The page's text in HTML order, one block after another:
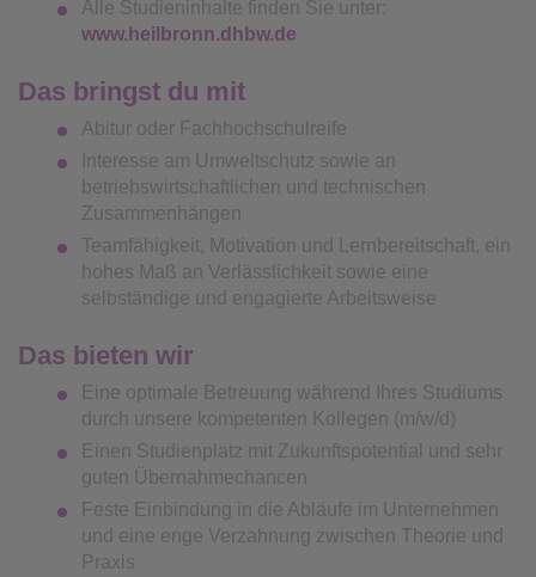
Alle Studieninhalte finden Sie unter:
www.heilbronn.dhbw.de
Das bringst du mit
Abitur oder Fachhochschulreife
Interesse am Umweltschutz sowie an
betriebswirtschaftlichen und technischen
Zusammenhängen
Teamfähigkeit, Motivation und Lernbereitschaft, ein
hohes Maß an Verlässlichkeit sowie eine
selbständige und engagierte Arbeitsweise
Das bieten wir
Eine optimale Betreuung während Ihres Studiums
durch unsere kompetenten Kollegen (m/w/d)
Einen Studienplatz mit Zukunftspotential und sehr
guten Übernahmechancen
Feste Einbindung in die Abläufe im Unternehmen
und eine enge Verzahnung zwischen Theorie und
Praxis